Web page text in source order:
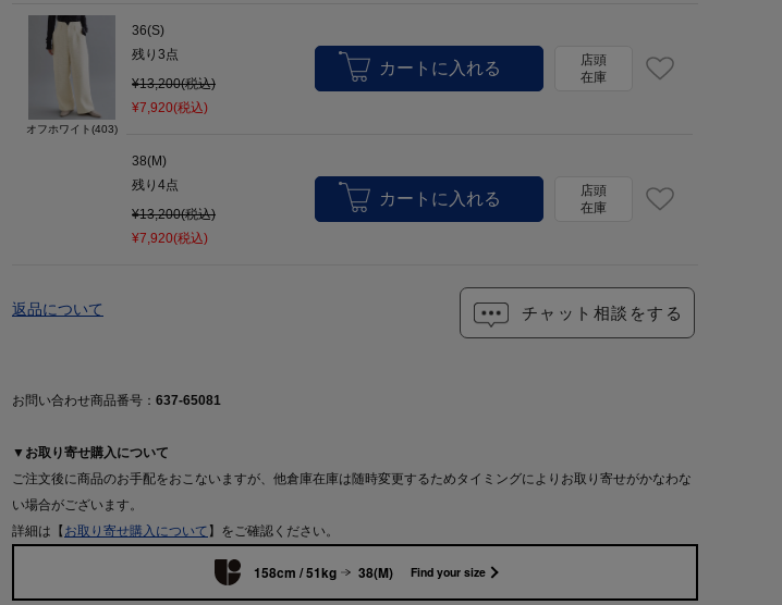
オフホワイト(403)
36(S)
残り 3点
¥13,200(税込)
¥7,920(税込)
店頭
在庫
38(M)
残り 4点
¥13,200(税込)
¥7,920(税込)
店頭
在庫
チャット相談をする
返品について
お問い合わせ商品番号： 637-65081
▼お取り寄せ購入について
ご注文後に商品のお手配をおこないますが、他倉庫在庫は随時変更するためタイミングによりお取り寄せがかなわな
い場合がございます。
詳細は【 お取り寄せ購入について 】をご確認ください。
158cm / 51kg 38(M) Find your size